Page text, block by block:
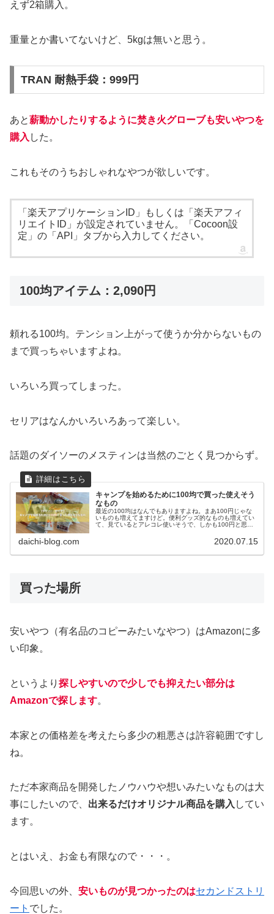
えず2箱購入。
重量とか書いてないけど、5kgは無いと思う。
TRAN 耐熱手袋：999円
あと薪動かしたりするように焚き火グローブも安いやつを
購入 した。
これもそのうちおしゃれなやつが欲しいです。
「楽天アプリケーションID」もしくは「楽天アフィ
リエイトID」が設定されていません。「Cocoon設
定」の「API」タブから入力してください。
100均アイテム：2,090円
頼れる100均。テンション上がって使うか分からないもの
まで買っちゃいますよね。
いろいろ買ってしまった。
セリアはなんかいろいろあって楽しい。
話題のダイソーのメスティンは当然のごとく見つからず。
キャンプを始めるために100均で買った使えそう
なもの
最近の100均はなんでもありますよね。まあ100円じゃな
いものも増えてますけど。便利グッズ的なものも増えてい
て、見ているとアレコレ使いそうで、しかも100円と思う
daichi-blog.com 2020.07.15
買った場所
安いやつ（有名品のコピーみたいなやつ）はAmazonに多
い印象。
というより 探しやすいので少しでも抑えたい部分は
Amazonで探します。
本家との価格差を考えたら多少の粗悪さは許容範囲ですし
ね。
ただ本家商品を開発したノウハウや想いみたいなものは大
事にしたいので、 出来るだけオリジナル商品を購入 してい
ます。
とはいえ、お金も有限なので・・・。
今回思いの外、 安いものが見つかったのはセカンドストリ
ート でした。